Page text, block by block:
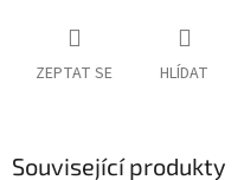
ZEPTAT SE HLÍDAT
Související produkty